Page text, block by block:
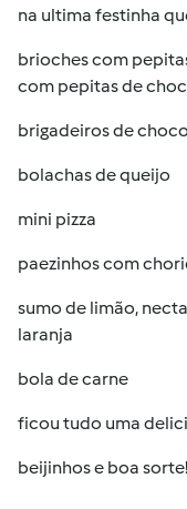
na ultima festinha
brioches com
com pepitas de
brigadeiros de
bolachas de queijo
mini pizza
paezinhos com
sumo de limão,
laranja
bola de carne
ficou tudo uma
beijinhos e boa